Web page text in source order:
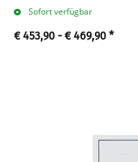
Abteilen
Sofort verfügbar
€ 453,90 -€ 469,90 *